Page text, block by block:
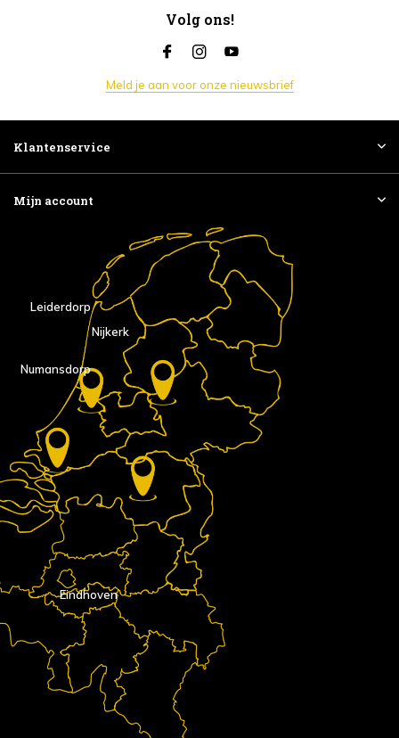
Volg ons!
Meld je aan voor onze nieuwsbrief
Klantenservice
Mijn account
Eindhoven
Nijkerk
Numansdorp
Leiderdorp